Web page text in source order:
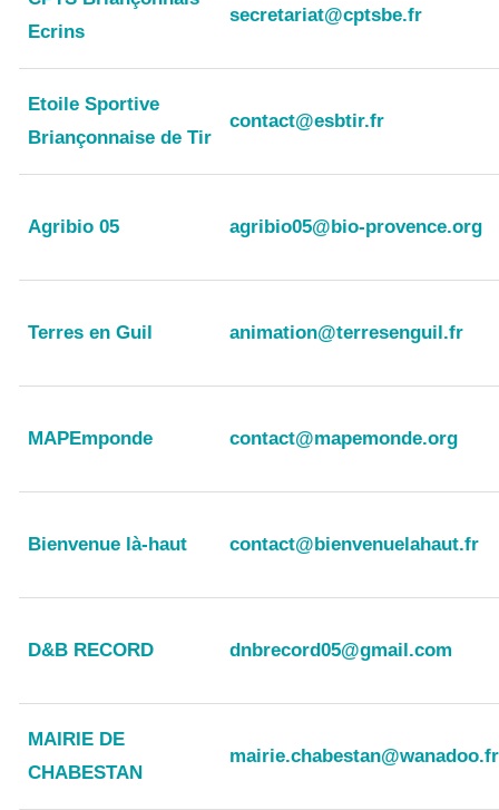
Ecrins
secretariat@cptsbe.fr
Etoile Sportive
Briançonnaise de Tir
contact@esbtir.fr
Agribio 05 agribio05@bio-provence.org
Terres en Guil animation@terresenguil.fr
MAPEmponde contact@mapemonde.org
Bienvenue là-haut contact@bienvenuelahaut.fr
D&B RECORD dnbrecord05@gmail.com
MAIRIE DE
CHABESTAN
mairie.chabestan@wanadoo.fr